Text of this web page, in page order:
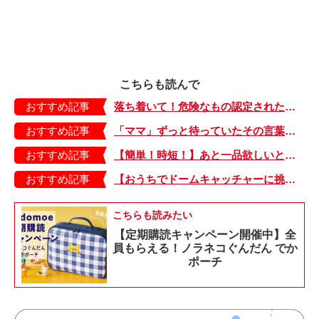
こちらも読んで
おすすめ記事
落ち着いて！危険なもの認定された「クマ耳帽子」のその後【今日のたやちゃん・38】
おすすめ記事
「ママ」ずっと待っていたその言葉。まさか、こんなときに聞くなんて…【少し大変で、すっごく幸せ～ドラベ症候群の娘と心臓に毛の生えた母～・16】
おすすめ記事
【簡単！時短！】あと一品欲しいときにおすすめの「卵とレタスの炒めもの」のレシピ
おすすめ記事
【おうちでドームキャッチャーに挑戦だ】アンパンマン わくわくドームキャッチャー
こちらも読みたい
【定期購読キャンペーン開催中】全
員もらえる！ノラネコぐんだん でか
ポーチ